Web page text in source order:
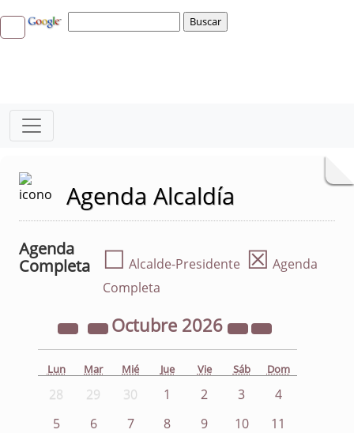
Agenda Alcaldía
Agenda
Completa
☐ Alcalde-Presidente ☒ Agenda
Completa
Octubre 2026
Lun Mar Mié Jue Vie Sáb Dom
28 29 30 1 2 3
4
5
6 7 8 9 10
11